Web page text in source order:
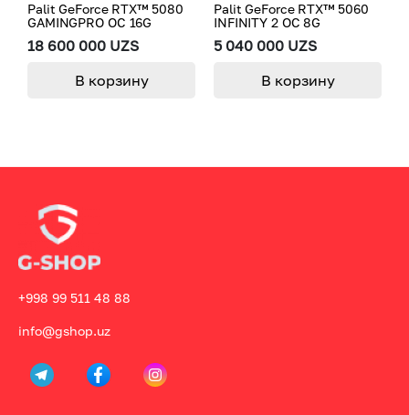
18 600 000 UZS
Palit GeForce RTX™ 5080
GAMINGPRO OC 16G
В корзину
5 040 000 UZS
Palit GeForce RTX™ 5060
INFINITY 2 OC 8G
В корзину
+998 99 511 48 88
info@gshop.uz